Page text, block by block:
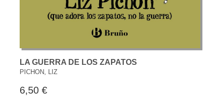
LA GUERRA DE LOS ZAPATOS
PICHON, LIZ
6,50 €